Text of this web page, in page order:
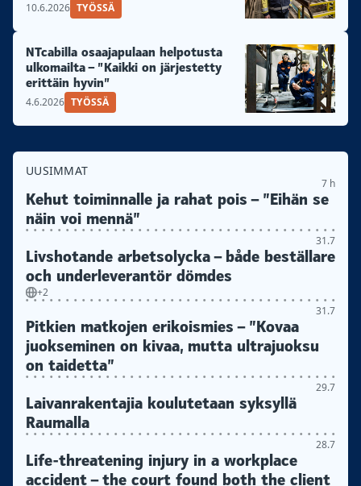
10.6.2026 TYÖSSÄ
NTcabilla osaajapulaan helpotusta
ulkomailta – ”Kaikki on järjestetty
erittäin hyvin”
4.6.2026 TYÖSSÄ
UUSIMMAT
7 h
Kehut toiminnalle ja rahat pois – ”Eihän se
näin voi mennä”
31.7
Livshotande arbetsolycka – både beställare
och underleverantör dömdes
+2
31.7
Pitkien matkojen erikoismies – ”Kovaa
juokseminen on kivaa, mutta ultrajuoksu
on taidetta”
29.7
Laivanrakentajia koulutetaan syksyllä
Raumalla
28.7
Life-threatening injury in a workplace
accident – the court found both the client